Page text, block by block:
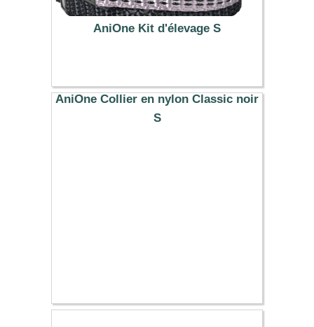
AniOne Kit d'élevage S
8.99 €
AniOne Collier en nylon Classic noir
S